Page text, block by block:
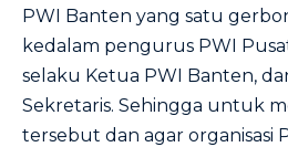
PWI Banten yang satu
kedalam pengurus PWI
selaku Ketua PWI Banten,
Sekretaris. Sehingga untuk
tersebut dan agar organisasi